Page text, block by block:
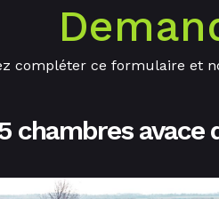
compléter ce formulaire et
chambres